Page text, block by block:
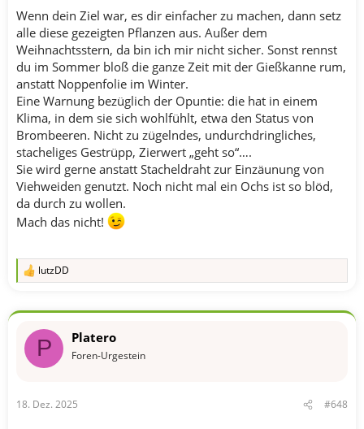
Wenn dein Ziel war, es dir einfacher zu machen, dann setz
alle diese gezeigten Pflanzen aus. Außer dem
Weihnachtsstern, da bin ich mir nicht sicher. Sonst rennst
du im Sommer bloß die ganze Zeit mit der Gießkanne rum,
anstatt Noppenfolie im Winter.
Eine Warnung bezüglich der Opuntie: die hat in einem
Klima, in dem sie sich wohlfühlt, etwa den Status von
Brombeeren. Nicht zu zügelndes, undurchdringliches,
stacheliges Gestrüpp, Zierwert „geht so“….
Sie wird gerne anstatt Stacheldraht zur Einzäunung von
Viehweiden genutzt. Noch nicht mal ein Ochs ist so blöd,
da durch zu wollen.
Mach das nicht!
R
k
o
:
lutzDD
P Platero
Foren-Urgestein
18. Dez. 2025 #648